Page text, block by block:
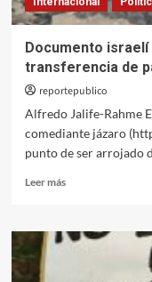
Documento
transferencia de
reportepublico
Alfredo Jalife-Rahme
comediante jázaro
punto de ser arrojado
Leer másLeer
Documento
israelí